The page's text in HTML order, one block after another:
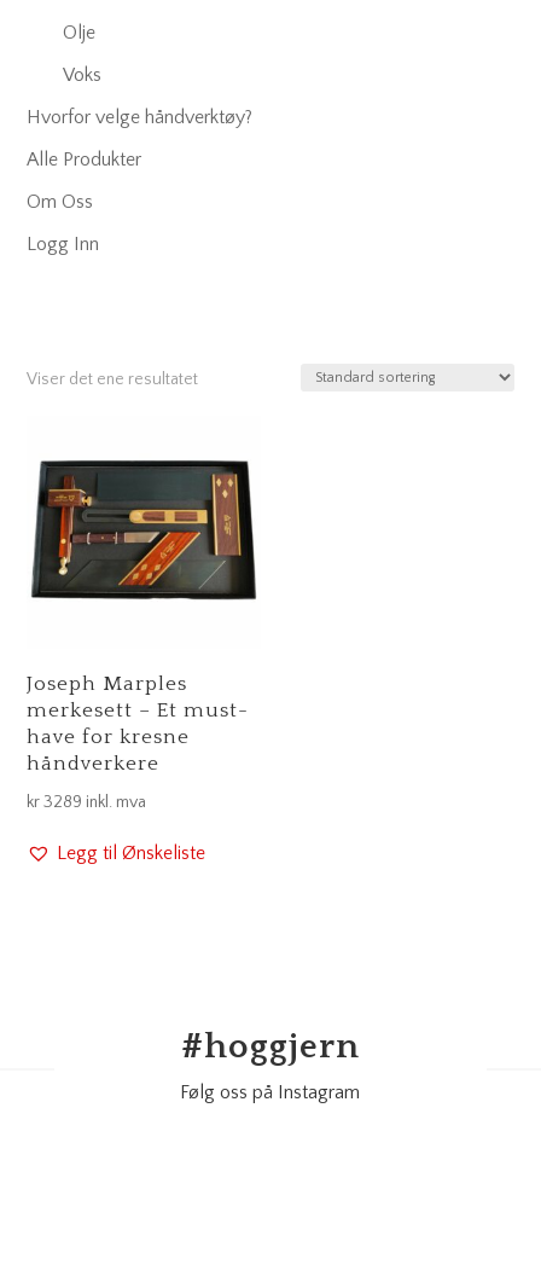
Olje
Voks
Hvorfor velge håndverktøy?
Alle Produkter
Om Oss
Logg Inn
Viser det ene resultatet
Joseph Marples
merkesett – Et must-
have for kresne
håndverkere
kr3289 inkl. mva
Legg til Ønskeliste
#hoggjern
Følg oss på Instagram